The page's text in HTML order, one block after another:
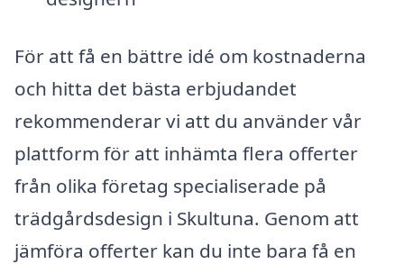
För att få en bättre idé om kostnaderna
och hitta det bästa erbjudandet
rekommenderar vi att du använder vår
plattform för att inhämta flera offerter
från olika företag specialiserade på
trädgårdsdesign i Skultuna. Genom att
jämföra offerter kan du inte bara få en